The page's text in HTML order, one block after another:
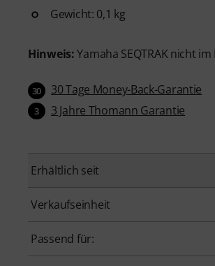
Gewicht: 0,1 kg
Hinweis:Yamaha SEQTRAK nicht
30 30 Tage Money-Back-Garantie
3 3 Jahre Thomann Garantie
Erhältlich seit
Verkaufseinheit
Passend für: